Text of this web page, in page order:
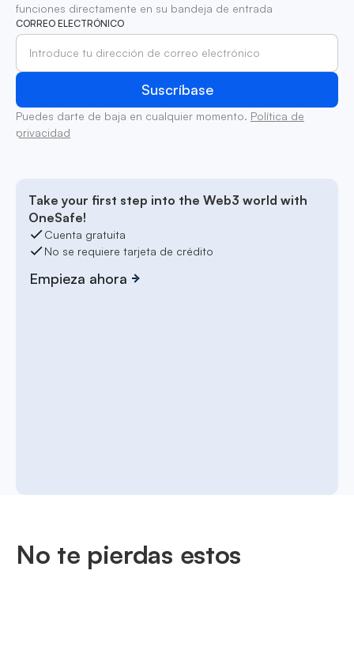
funciones directamente en su bandeja de entrada
CORREO ELECTRÓNICO
Puedes darte de baja en cualquier momento. Política de
privacidad
Take your first step into the Web3 world with
OneSafe!
Cuenta gratuita
No se requiere tarjeta de crédito
Empieza ahora
No te pierdas estos